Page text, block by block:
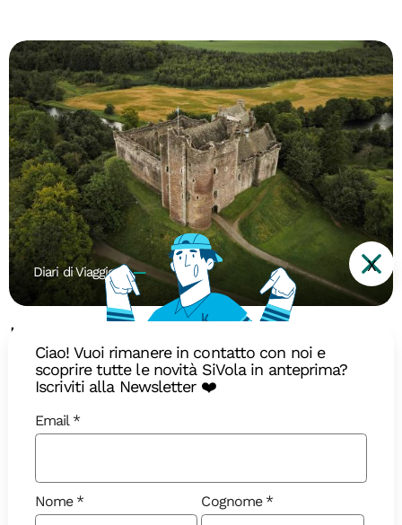
Diari di Viaggio
La magia della Scozia: Hogwarts
Express, castelli e isole
misteriose
Immergetevi nell’atmosfera scozzese lungo un
itinerario incantevole tra storia e magia
X
Ciao! Vuoi rimanere in contatto con noi e
scoprire tutte le novità SiVola in anteprima?
Iscriviti alla Newsletter ❤️
Email
Nome Cognome